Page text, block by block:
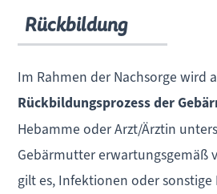
Rückbildung
Im Rahmen der Nachsorge wird
Rückbildungsprozess der
Hebamme oder Arzt/Ärztin
Gebärmutter erwartungsgemäß
gilt es, Infektionen oder sonstige